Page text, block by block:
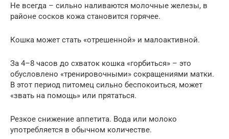
Не всегда – сильно наливаются молочные железы, в
районе сосков кожа становится горячее.
Кошка может стать «отрешенной» и малоактивной.
За 4–8 часов до схваток кошка «горбиться» – это
обусловлено «тренировочными» сокращениями матки.
В этот период питомец сильно беспокоиться, может
«звать на помощь» или прятаться.
Резкое снижение аппетита. Вода или молоко
употребляется в обычном количестве.